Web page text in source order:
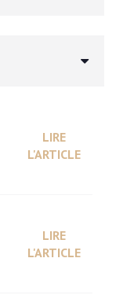
LIRE
L'ARTICLE
LIRE
L'ARTICLE